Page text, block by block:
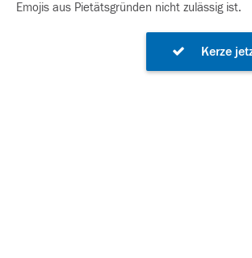
Emojis aus Pietätsgründen nicht zulässig ist.
Kerze